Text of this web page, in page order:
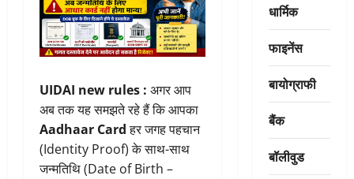
UIDAI new rules : अगर आप
अब तक यह समझते रहे हैं कि आपका
Aadhaar Cardहर जगह पहचान
(Identity Proof) के साथ-साथ
जन्मतिथि (Date of Birth –
धार्मिक
फाइनेंस
बायोग्राफी
बैंक
बॉलीवुड